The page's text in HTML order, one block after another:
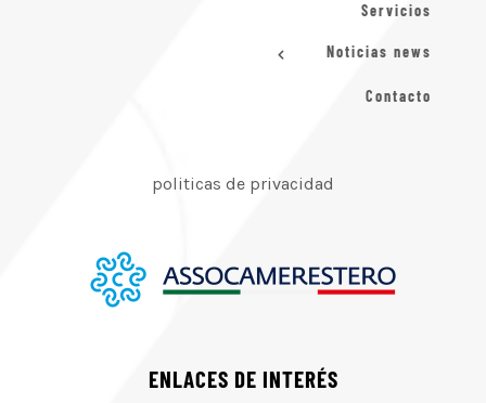
Servicios
Noticias news
Contacto
politicas de privacidad
ENLACES DE INTERÉS